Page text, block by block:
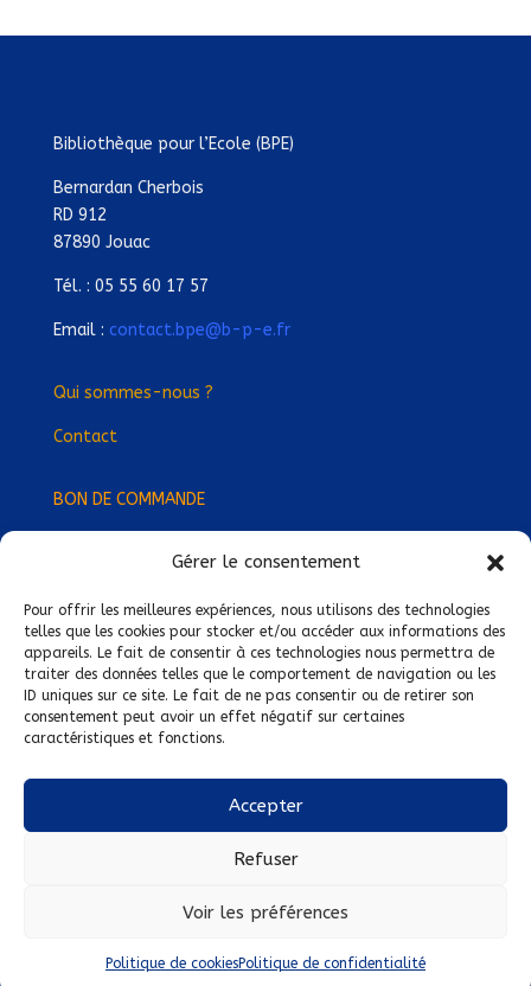
Gérer le consentement
Pour offrir les meilleures expériences, nous utilisons des technologies
telles que les cookies pour stocker et/ou accéder aux informations des
appareils. Le fait de consentir à ces technologies nous permettra de
traiter des données telles que le comportement de navigation ou les
ID uniques sur ce site. Le fait de ne pas consentir ou de retirer son
consentement peut avoir un effet négatif sur certaines
caractéristiques et fonctions.
Accepter
Refuser
Voir les préférences
Politique de cookiesPolitique de confidentialité
Bibliothèque pour l’Ecole (BPE)
Bernardan Cherbois
RD 912
87890 Jouac
Tél. : 05 55 60 17 57
Email : contact.bpe@b-p-e.fr
Qui sommes-nous ?
Contact
BON DE COMMANDE
Devenez Délégué·e Régional·e !
Trouvez-nous près de chez vous !
Mentions légales
Conditions générales de vente
Politique de confidentialité